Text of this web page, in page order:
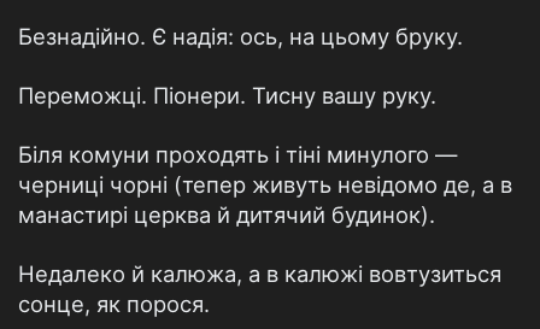
Безнадійно. Є надія: ось, на цьому бруку.
Переможці. Піонери. Тисну вашу руку.
Біля комуни проходять і тіні минулого —
черниці чорні (тепер живуть невідомо де, а в
манастирі церква й дитячий будинок).
Недалеко й калюжа, а в калюжі вовтузиться
сонце, як порося.